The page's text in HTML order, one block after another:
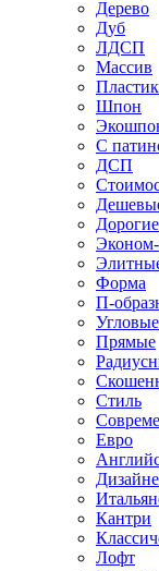
Дерево
Дуб
ЛДСП
Массив
Пластик
Шпон
С
ДСП
Дорогие
Эконом-
Форма
П-
Угловые
Прямые
Стиль
Евро
Кантри
Лофт